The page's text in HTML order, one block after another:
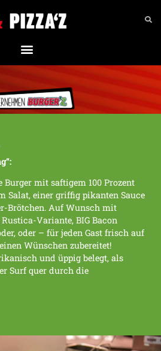
Burger mit saftigem 100 Prozent
Salat, einer griffig pikanten Sauce
Brötchen. Auf Wunsch mit
Variante, BIG Bacon
oder – für jeden Gast frisch auf
Wünschen zubereitet!
und üppig belegt, als
Surf quer durch die